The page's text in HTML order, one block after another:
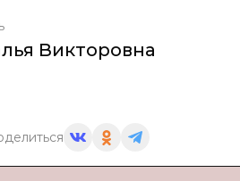
Викторовна